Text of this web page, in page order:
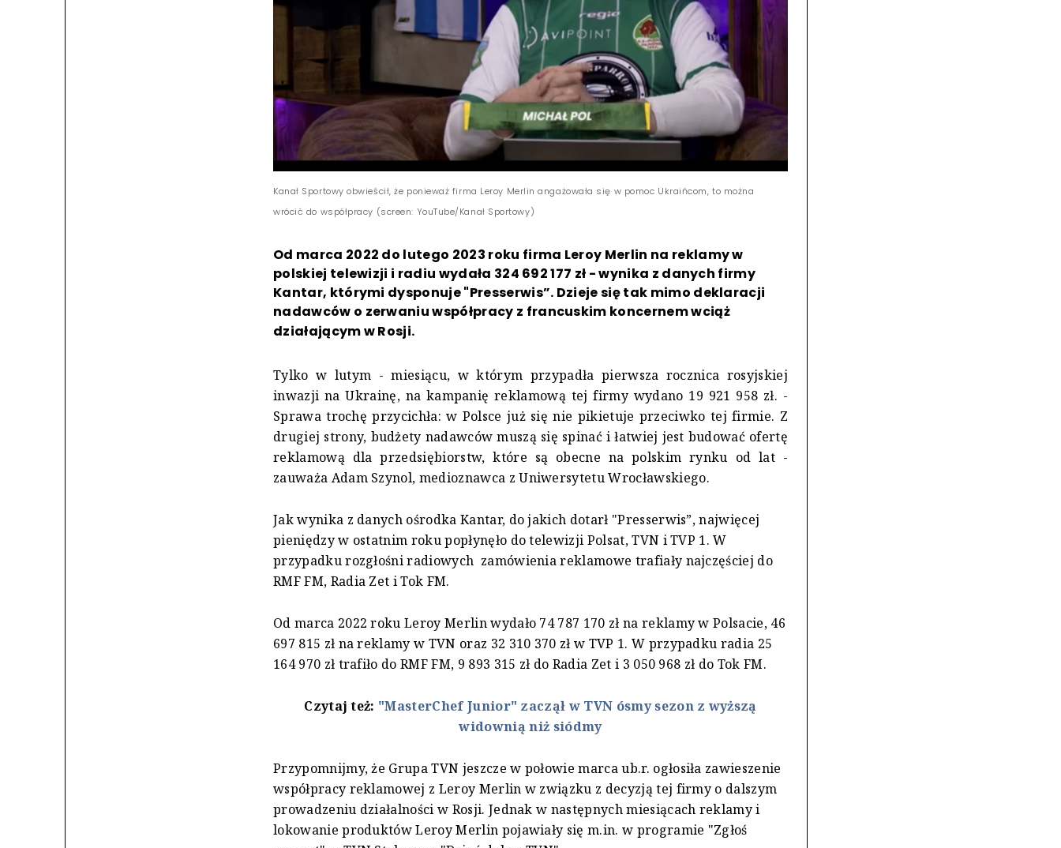
Kanał Sportowy obwieścił, że ponieważ firma Leroy Merlin angażowała się w pomoc Ukraińcom, to można
wrócić do współpracy (screen: YouTube/Kanał Sportowy)
Od marca 2022 do lutego 2023 roku firma Leroy Merlin na reklamy w
polskiej telewizji i radiu wydała 324 692 177 zł - wynika z danych firmy
Kantar, którymi dysponuje "Presserwis”. Dzieje się tak mimo deklaracji
nadawców o zerwaniu współpracy z francuskim koncernem wciąż
działającym w Rosji.
Tylko w lutym - miesiącu, w którym przypadła pierwsza rocznica rosyjskiej
inwazji na Ukrainę, na kampanię reklamową tej firmy wydano 19 921 958 zł. -
Sprawa trochę przycichła: w Polsce już się nie pikietuje przeciwko tej firmie. Z
drugiej strony, budżety nadawców muszą się spinać i łatwiej jest budować ofertę
reklamową dla przedsiębiorstw, które są obecne na polskim rynku od lat -
zauważa Adam Szynol, medioznawca z Uniwersytetu Wrocławskiego.
Jak wynika z danych ośrodka Kantar, do jakich dotarł "Presserwis”, najwięcej
pieniędzy w ostatnim roku popłynęło do telewizji Polsat, TVN i TVP 1. W
przypadku rozgłośni radiowych zamówienia reklamowe trafiały najczęściej do
RMF FM, Radia Zet i Tok FM.
Od marca 2022 roku Leroy Merlin wydało 74 787 170 zł na reklamy w Polsacie, 46
697 815 zł na reklamy w TVN oraz 32 310 370 zł w TVP 1. W przypadku radia 25
164 970 zł trafiło do RMF FM, 9 893 315 zł do Radia Zet i 3 050 968 zł do Tok FM.
Czytaj też: "MasterChef Junior" zaczął w TVN ósmy sezon z wyższą
widownią niż siódmy
Przypomnijmy, że Grupa TVN jeszcze w połowie marca ub.r. ogłosiła zawieszenie
współpracy reklamowej z Leroy Merlin w związku z decyzją tej firmy o dalszym
prowadzeniu działalności w Rosji. Jednak w następnych miesiącach reklamy i
lokowanie produktów Leroy Merlin pojawiały się m.in. w programie "Zgłoś